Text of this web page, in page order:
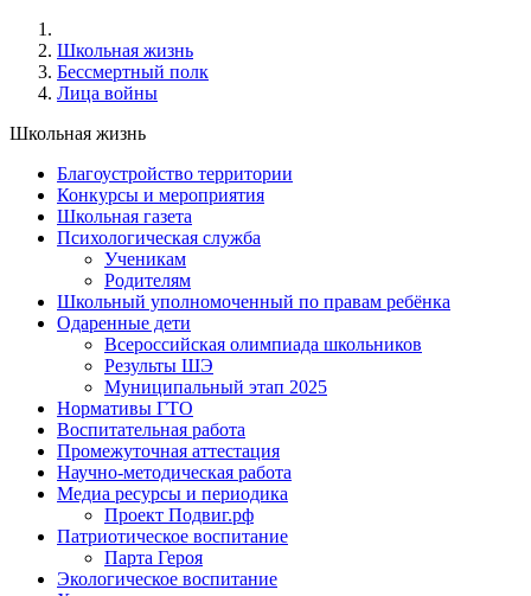
Школьная жизнь
Бессмертный полк
Лица войны
Школьная жизнь
Благоустройство территории
Конкурсы и мероприятия
Школьная газета
Психологическая служба
Ученикам
Родителям
Школьный уполномоченный по правам ребёнка
Одаренные дети
Всероссийская олимпиада школьников
Результы ШЭ
Муниципальный этап 2025
Нормативы ГТО
Воспитательная работа
Промежуточная аттестация
Научно-методическая работа
Медиа ресурсы и периодика
Проект Подвиг.рф
Патриотическое воспитание
Парта Героя
Экологическое воспитание